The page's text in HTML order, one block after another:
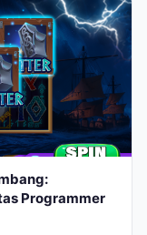
Programmer